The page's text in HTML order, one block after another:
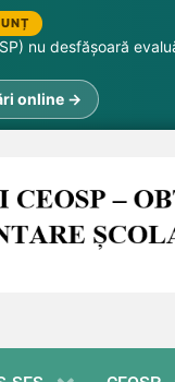
nu desfășoară
online →